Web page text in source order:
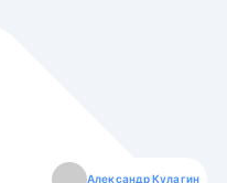
Александр Кулагин
Даниил Макаров
Екатерина Лазаренко
Борис Кашко
Юлия Изоитко